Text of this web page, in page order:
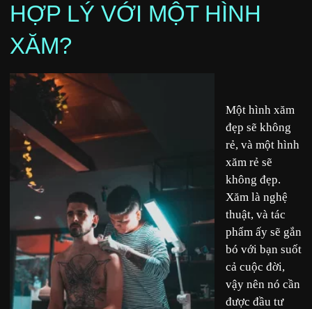
HỢP LÝ VỚI MỘT HÌNH
XĂM?
Một hình xăm
đẹp sẽ không
rẻ, và một hình
xăm rẻ sẽ
không đẹp.
Xăm là nghệ
thuật, và tác
phẩm ấy sẽ gắn
bó với bạn suốt
cả cuộc đời,
vậy nên nó cần
được đầu tư